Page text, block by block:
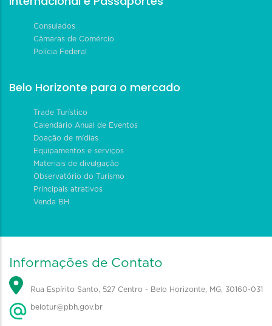
Consulados
Câmaras de Comércio
Polícia Federal
Belo Horizonte para o mercado
Trade Turístico
Calendário Anual de Eventos
Doação de mídias
Equipamentos e serviços
Materiais de divulgação
Observatório do Turismo
Principais atrativos
Venda BH
Informações de Contato
Rua Espírito Santo, 527 Centro - Belo Horizonte, MG, 30160-031
belotur@pbh.gov.br